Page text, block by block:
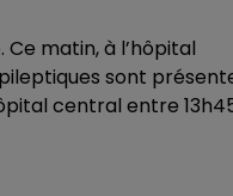
matin, à l’hôpital
sont
central entre